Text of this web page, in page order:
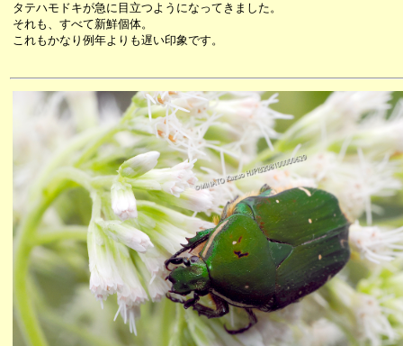
タテハモドキが急に目立つようになってきました。
それも、すべて新鮮個体。
これもかなり例年よりも遅い印象です。